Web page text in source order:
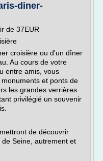
diner-
de 37EUR
croisière ou d'un dîner
Au cours de votre
entre amis, vous
et ponts de
les grandes verrières
privilégié un souvenir
de découvrir
Seine, autrement et